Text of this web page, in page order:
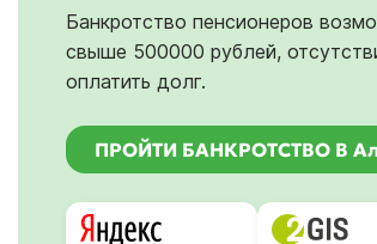
Банкротство пенсионеров
свыше 500000 рублей,
оплатить долг.
ПРОЙТИ БАНКРОТСТВО В